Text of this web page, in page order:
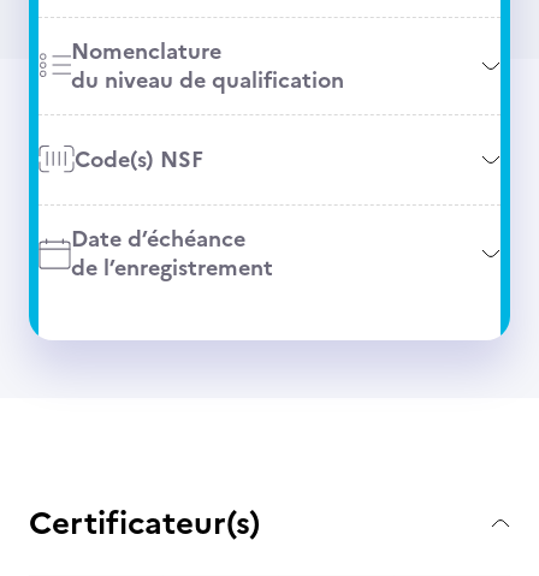
Nomenclature
du niveau de qualification
Code(s) NSF
Date d’échéance
de l’enregistrement
Certificateur(s)